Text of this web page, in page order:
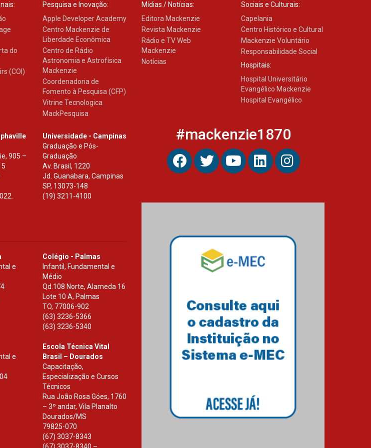
do
(COI)
Pesquisa e Inovação:
Apple Developer Academy
Centro Mackenzie de
Liberdade Econômica
Centro de Rádio
Astronomia e Astrofísica
Mackenzie
Coordenadoria de
Fomento à Pesquisa (CFP)
Vitrine Tecnologica
MackPesquisa
Mídias / Notícias:
Editora Mackenzie
Revista Mackenzie
Rádio e TV Web
Mackenzie
Notícias
Sociais e Culturais:
Capelania
Centro Histórico e Cultural
Mackenzie Voluntário
Responsabilidade Social
Hospitais:
Hospital Universitário
Evangélico Mackenzie
Hospital Evangélico
905 –
Universidade - Campinas
Graduação e Pós-
Graduação
Av. Brasil, 1220
Jd. Guanabara, Campinas
SP, 13073-148
(19) 3211-4100
e
Colégio - Palmas
Infantil, Fundamental e
Médio
Qd.108 Norte, Alameda 16
Lote 10 A, Palmas
TO, 77006-902
(63) 3236-5366
(63) 3236-5340
e
Escola Técnica Vital
Brasil – Dourados
Capacitação,
Especialização e Cursos
Técnicos
Rua João Rosa Góes, 1760
– 3º andar, Vila Planalto
Dourados/MS
79825-070
(67) 3037-8343
#mackenzie1870